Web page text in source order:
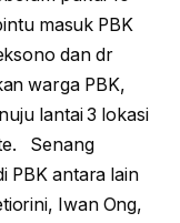
masuk PBK
dan dr
warga PBK,
lantai 3 lokasi
Senang
PBK antara lain
Iwan Ong,